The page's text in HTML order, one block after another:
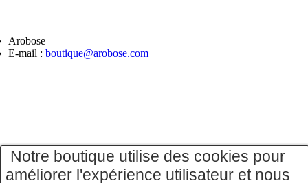
Notre boutique utilise des cookies pour
améliorer l'expérience utilisateur et nous
Arobose
E-mail : boutique@arobose.com